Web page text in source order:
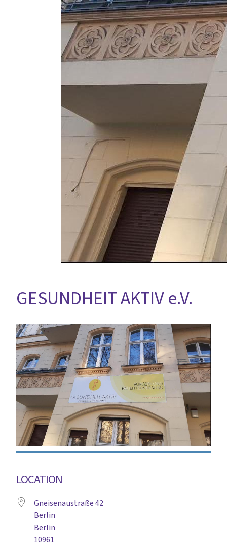
GESUNDHEIT AKTIV e.V.
LOCATION
Gneisenaustraße 42
Berlin
Berlin
10961